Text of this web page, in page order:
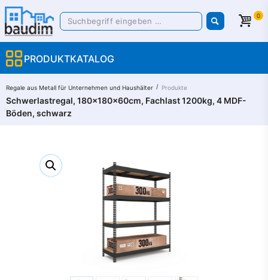
0
PRODUKTKATALOG
Schwerlastregal, 180x180x60cm, Fachlast 1200kg, 4 MDF-
Böden, schwarz
Regale aus Metall für Unternehmen und Haushälter​ / Produkte